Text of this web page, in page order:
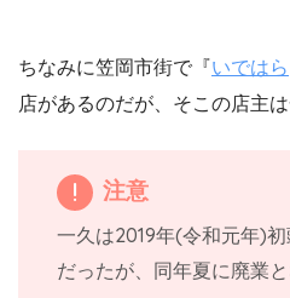
ちなみに笠岡市街で『いではら
店があるのだが、そこの店主
注意
一久は2019年(令和元年)
だったが、同年夏に廃業と